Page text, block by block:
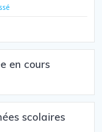
en cours
scolaires